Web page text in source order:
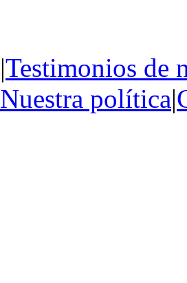
|Testimonios de
Nuestra política|